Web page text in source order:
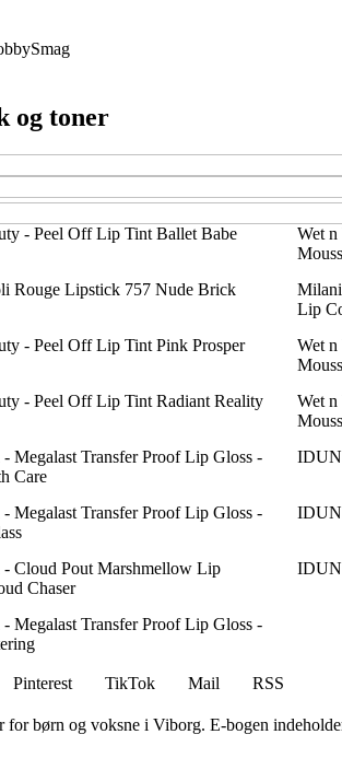
Smag
og toner
- Peel Off Lip Tint Ballet Babe
Wet
Rouge Lipstick 757 Nude Brick
Lip
- Peel Off Lip Tint Pink Prosper
Wet
- Peel Off Lip Tint Radiant Reality
Wet
Megalast Transfer Proof Lip Gloss -
Care
IDUN
Megalast Transfer Proof Lip Gloss -
IDUN
- Cloud Pout Marshmellow Lip
Chaser
IDUN
Megalast Transfer Proof Lip Gloss -
Pinterest TikTok Mail
RSS
børn og voksne i Viborg. E-bogen